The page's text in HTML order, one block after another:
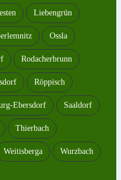
Liebengrün
Ossla
Rodacherbrunn
Röppisch
Ebersdorf Saaldorf
Thierbach
Weitisberga Wurzbach